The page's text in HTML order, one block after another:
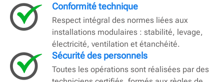
Conformité technique
Respect intégral des normes liées aux
installations modulaires : stabilité, levage,
électricité, ventilation et étanchéité.
Sécurité des personnels
Toutes les opérations sont réalisées par des